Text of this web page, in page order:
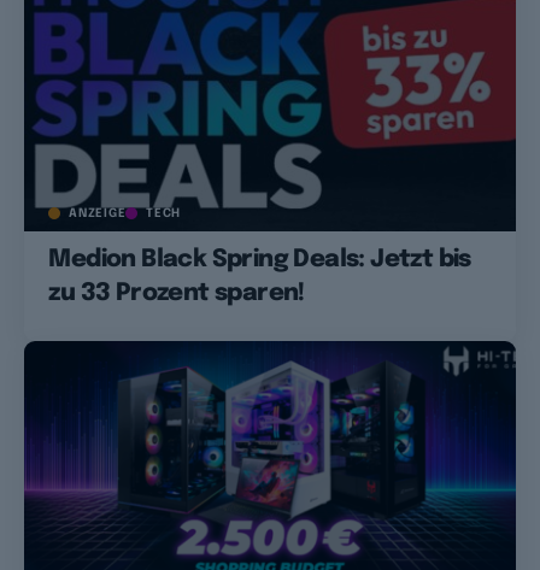
ANZEIGE TECH
Medion Black Spring Deals: Jetzt bis
zu 33 Prozent sparen!